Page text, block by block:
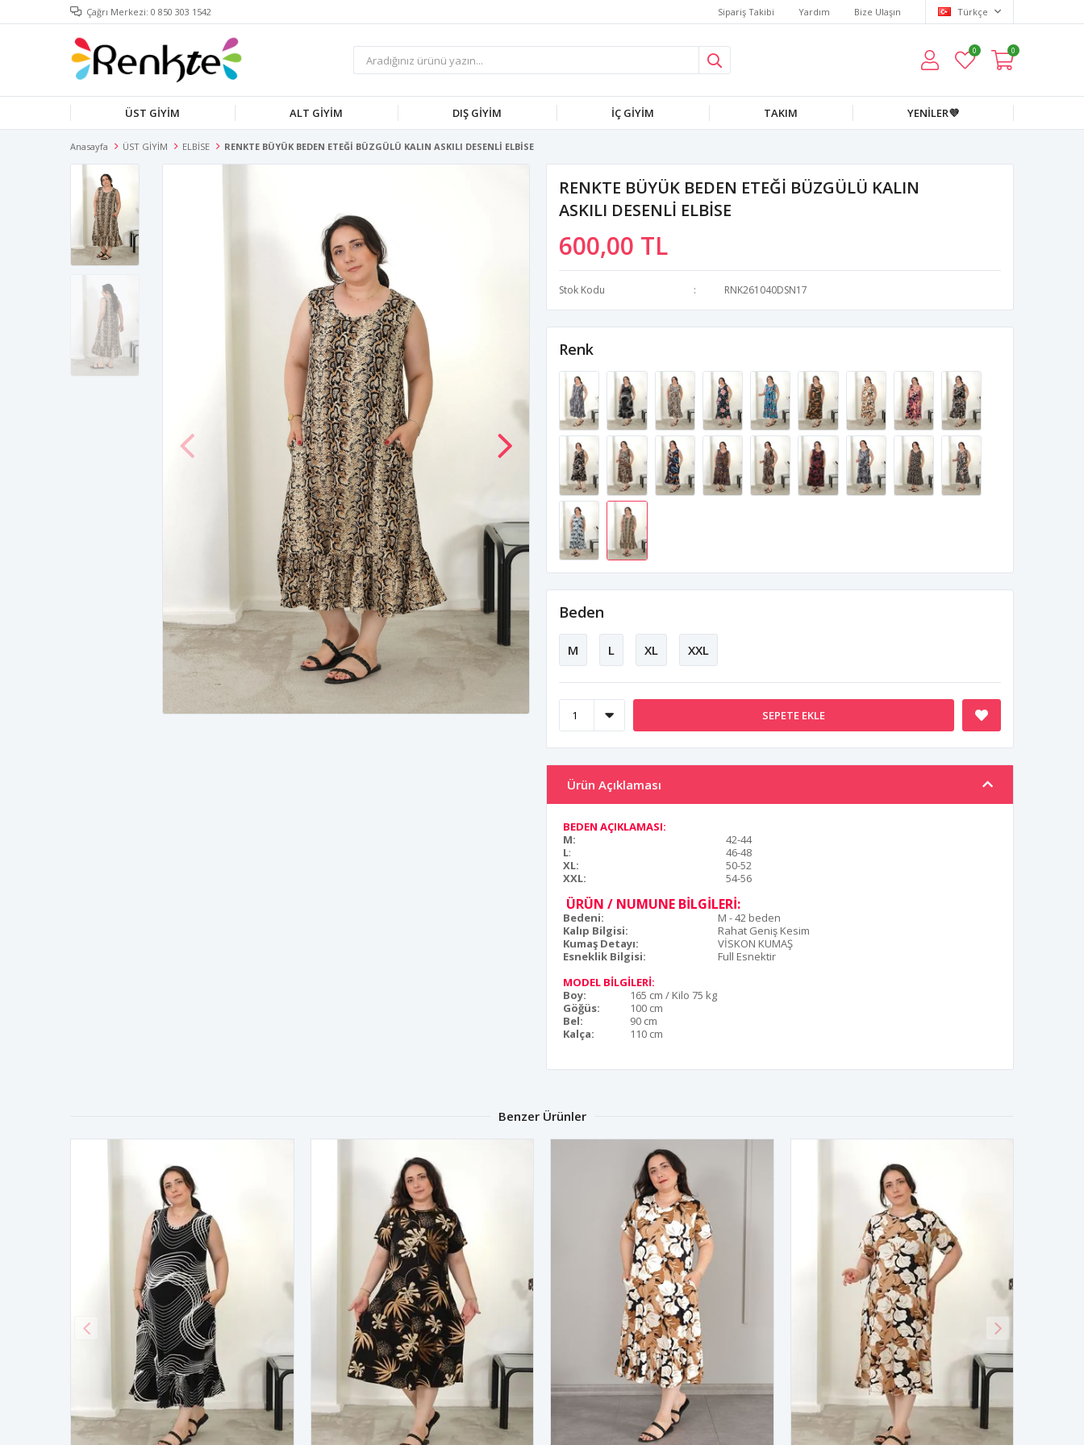
Çağrı Merkezi: 0 850 303 1542 Sipariş Takibi Yardım Bize Ulaşın Türkçe
0 0
ÜST GİYİM ALT GİYİM DIŞ GİYİM İÇ GİYİM TAKIM YENİLER💜
Anasayfa ÜST GİYİM ELBİSE RENKTE BÜYÜK BEDEN ETEĞİ BÜZGÜLÜ KALIN ASKILI DESENLİ ELBİSE
RENKTE BÜYÜK BEDEN ETEĞİ BÜZGÜLÜ KALIN
ASKILI DESENLİ ELBİSE
600,00 TL
Stok Kodu RNK261040DSN17
Renk
Beden
M L XL XXL
SEPETE EKLE
Ürün Açıklaması
BEDEN AÇIKLAMASI:
M:
42-44
L:
46-48
XL:
50-52
XXL:
54-56
ÜRÜN / NUMUNE BİLGİLERİ:
Bedeni:
M - 42 beden
Kalıp Bilgisi:
Rahat Geniş Kesim
Kumaş Detayı:
VİSKON KUMAŞ
Esneklik Bilgisi:
Full Esnektir
MODEL BİLGİLERİ:
Boy:
165 cm / Kilo 75 kg
Göğüs:
100 cm
Bel:
90 cm
Kalça:
110 cm
Benzer Ürünler